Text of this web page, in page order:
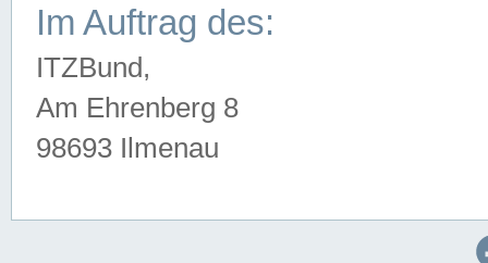
Im Auftrag des:
ITZBund,
Am Ehrenberg 8
98693 Ilmenau